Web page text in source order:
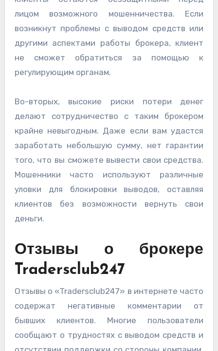
лицом возможного мошенничества. Если
возникнут проблемы с выводом средств или
другими аспектами работы брокера, клиент
не сможет обратиться за помощью к
регулирующим органам.
Во-вторых, высокие риски потери денег
делают сотрудничество с таким брокером
крайне невыгодным. Даже если вам удастся
заработать небольшую сумму, нет гарантии
того, что вы сможете вывести свои средства.
Мошенники часто используют различные
уловки для блокировки выводов, оставляя
клиентов без возможности вернуть свои
деньги.
Отзывы о брокере
Tradersclub247
Отзывы о «Tradersclub247» в интернете часто
содержат негативные комментарии от
бывших клиентов. Многие пользователи
сообщают о трудностях с выводом средств и